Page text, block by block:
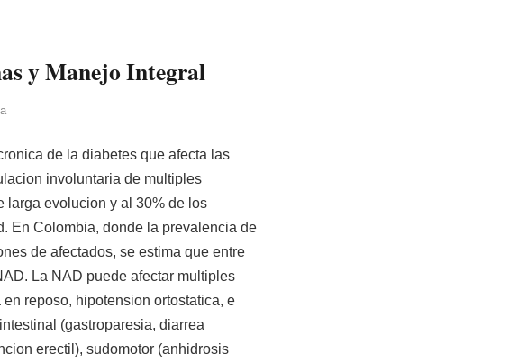
y Manejo Integral
de la diabetes que afecta las
involuntaria de multiples
larga evolucion y al 30% de los
En Colombia, donde la prevalencia de
de afectados, se estima que entre
La NAD puede afectar multiples
reposo, hipotension ortostatica, e
(gastroparesia, diarrea
erectil), sudomotor (anhidrosis